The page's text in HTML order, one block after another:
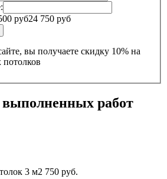
руб24 750 руб
вы получаете скидку 10% на
работ
3 м2 750 руб.